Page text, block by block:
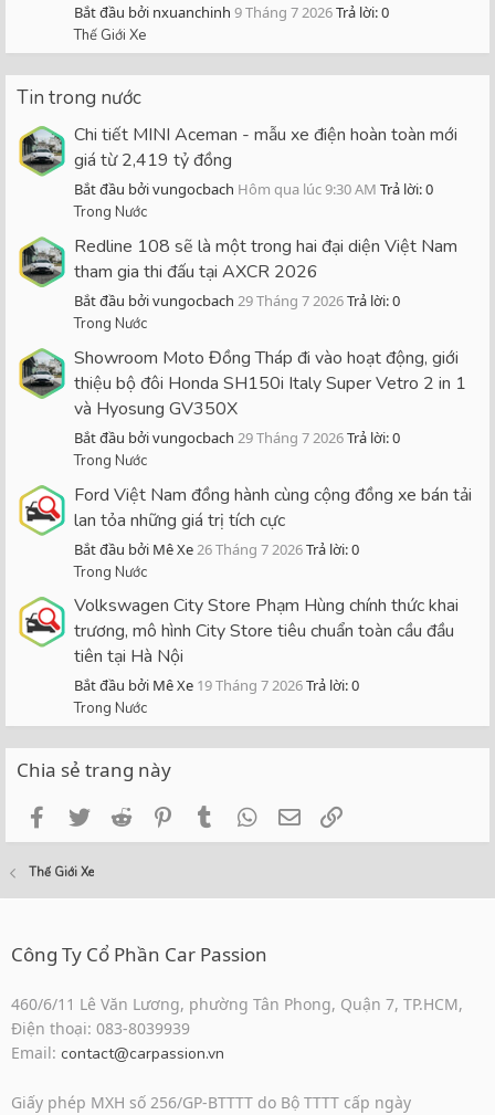
Bắt đầu bởi nxuanchinh 9 Tháng 7 2026Trả lời: 0
Thế Giới Xe
Tin trong nước
Chi tiết MINI Aceman - mẫu xe điện hoàn toàn mới
giá từ 2,419 tỷ đồng
Bắt đầu bởi vungocbach Hôm qua lúc 9:30 AM Trả lời: 0
Trong Nước
Redline 108 sẽ là một trong hai đại diện Việt Nam
tham gia thi đấu tại AXCR 2026
Bắt đầu bởi vungocbach 29 Tháng 7 2026Trả lời: 0
Trong Nước
Showroom Moto Đồng Tháp đi vào hoạt động, giới
thiệu bộ đôi Honda SH150i Italy Super Vetro 2 in 1
và Hyosung GV350X
Bắt đầu bởi vungocbach 29 Tháng 7 2026Trả lời: 0
Trong Nước
Ford Việt Nam đồng hành cùng cộng đồng xe bán tải
lan tỏa những giá trị tích cực
Bắt đầu bởi Mê Xe26 Tháng 7 2026Trả lời: 0
Trong Nước
Volkswagen City Store Phạm Hùng chính thức khai
trương, mô hình City Store tiêu chuẩn toàn cầu đầu
tiên tại Hà Nội
Bắt đầu bởi Mê Xe 19 Tháng 7 2026Trả lời: 0
Trong Nước
Chia sẻ trang này
FacebookTwitterReddit PinterestTumblrWhatsApp
Email
Thế Giới Xe
Công Ty Cổ Phần Car Passion
460/6/11 Lê Văn Lương, phường Tân Phong, Quận 7, TP.HCM,
Điện thoại: 083-8039939
Email: contact@carpassion.vn
Giấy phép MXH số 256/GP-BTTTT do Bộ TTTT cấp ngày